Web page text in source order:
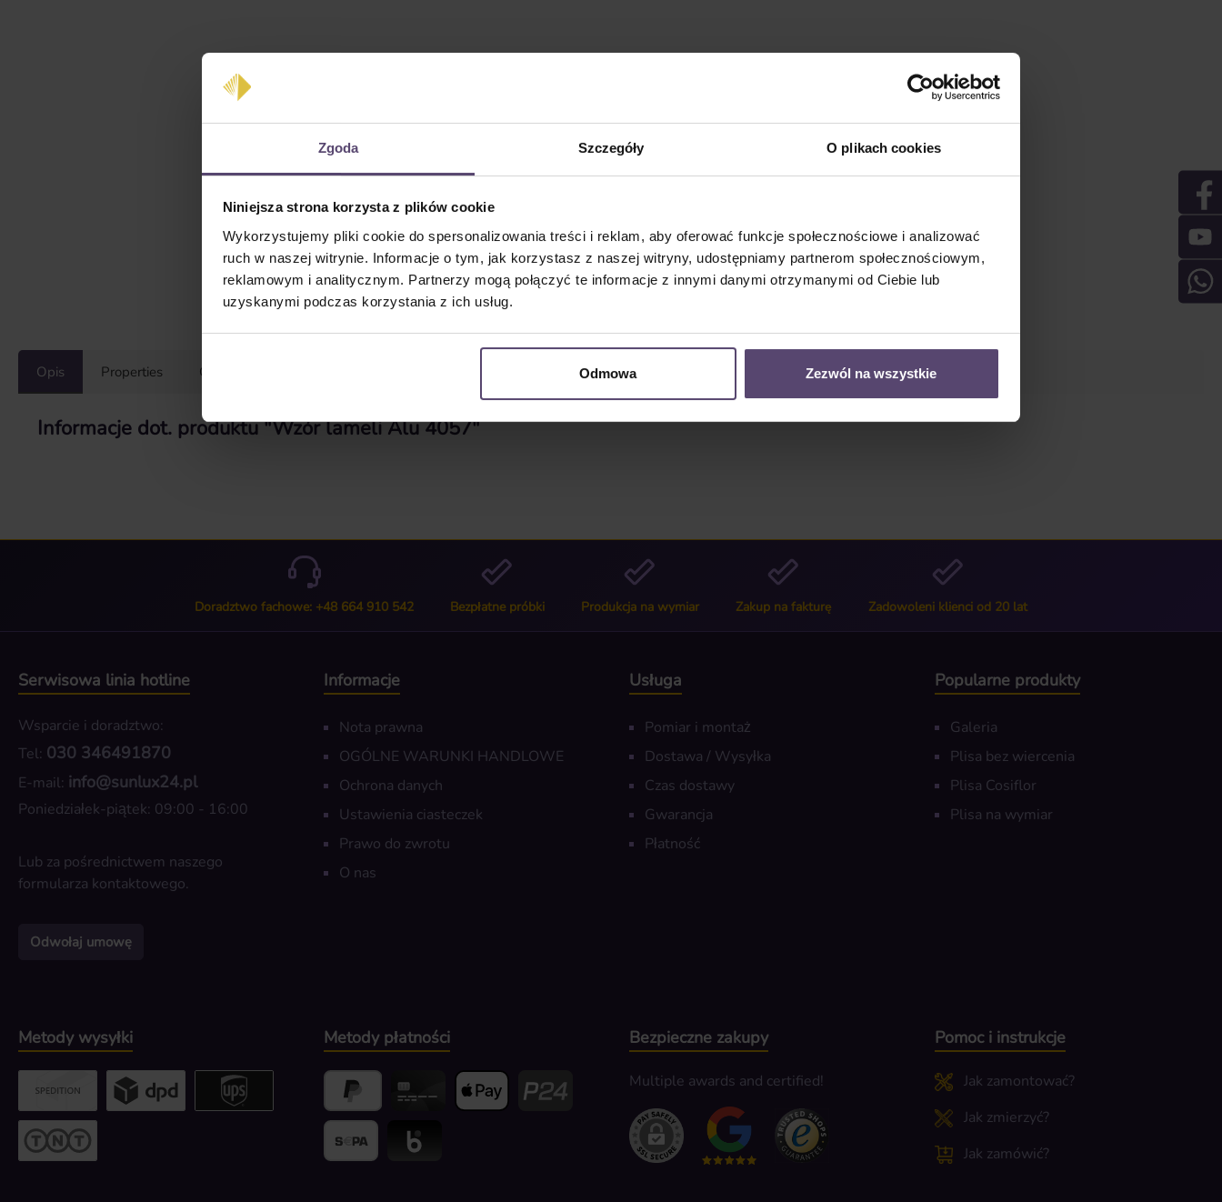
Zgoda Szczegóły O plikach cookies
Niniejsza strona korzysta z plików cookie
Wykorzystujemy pliki cookie do spersonalizowania treści i reklam, aby oferować funkcje społecznościowe i analizować
ruch w naszej witrynie. Informacje o tym, jak korzystasz z naszej witryny, udostępniamy partnerom społecznościowym,
reklamowym i analitycznym. Partnerzy mogą połączyć te informacje z innymi danymi otrzymanymi od Ciebie lub
uzyskanymi podczas korzystania z ich usług.
Odmowa Zezwól na wszystkie
Opis Properties Opinie/Recenzje
Informacje dot. produktu "Wzór lameli Alu 4057"
Doradztwo fachowe: +48 664 910 542 Bezpłatne próbki Produkcja na wymiar Zakup na fakturę Zadowoleni klienci od 20 lat
Serwisowa linia hotline
Wsparcie i doradztwo:
Tel: 030 346491870
E-mail: info@sunlux24.pl
Poniedziałek-piątek: 09:00 - 16:00
Lub za pośrednictwem naszego
formularza kontaktowego.
Odwołaj umowę
Informacje
Nota prawna
OGÓLNE WARUNKI HANDLOWE
Ochrona danych
Ustawienia ciasteczek
Prawo do zwrotu
O nas
Usługa
Pomiar i montaż
Dostawa / Wysyłka
Czas dostawy
Gwarancja
Płatność
Popularne produkty
Galeria
Plisa bez wiercenia
Plisa Cosiflor
Plisa na wymiar
Metody płatności
PayPal
Metody wysyłki
Custom image 2
Bezpieczne zakupy
Multiple awards and certified!
Pomoc i instrukcje
Jak zamontować?
Jak zmierzyć?
Jak zamówić?